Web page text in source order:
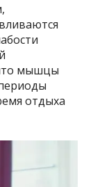
мышцы
отдыха